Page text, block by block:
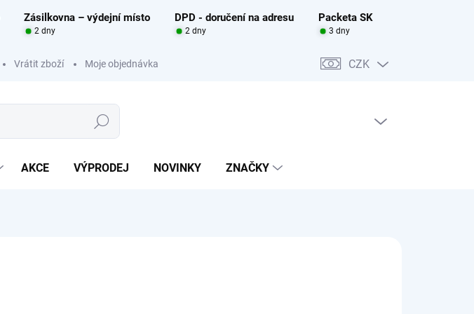
Zásilkovna – výdejní místo DPD - doručení na adresu Packeta SK
2 dny 2 dny 3 dny
Vrátit zboží Moje objednávka CZK
Hledat
AKCE VÝPRODEJ NOVINKY ZNAČKY